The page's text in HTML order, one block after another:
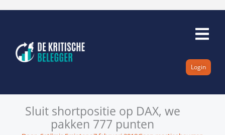
inhoud
Login
Sluit shortpositie op DAX, we
pakken 777 punten